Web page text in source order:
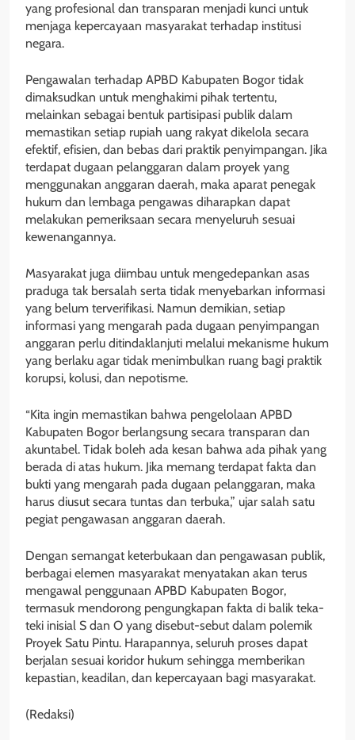
yang profesional dan transparan menjadi kunci untuk
menjaga kepercayaan masyarakat terhadap institusi
negara.
Pengawalan terhadap APBD Kabupaten Bogor tidak
dimaksudkan untuk menghakimi pihak tertentu,
melainkan sebagai bentuk partisipasi publik dalam
memastikan setiap rupiah uang rakyat dikelola secara
efektif, efisien, dan bebas dari praktik penyimpangan. Jika
terdapat dugaan pelanggaran dalam proyek yang
menggunakan anggaran daerah, maka aparat penegak
hukum dan lembaga pengawas diharapkan dapat
melakukan pemeriksaan secara menyeluruh sesuai
kewenangannya.
Masyarakat juga diimbau untuk mengedepankan asas
praduga tak bersalah serta tidak menyebarkan informasi
yang belum terverifikasi. Namun demikian, setiap
informasi yang mengarah pada dugaan penyimpangan
anggaran perlu ditindaklanjuti melalui mekanisme hukum
yang berlaku agar tidak menimbulkan ruang bagi praktik
korupsi, kolusi, dan nepotisme.
“Kita ingin memastikan bahwa pengelolaan APBD
Kabupaten Bogor berlangsung secara transparan dan
akuntabel. Tidak boleh ada kesan bahwa ada pihak yang
berada di atas hukum. Jika memang terdapat fakta dan
bukti yang mengarah pada dugaan pelanggaran, maka
harus diusut secara tuntas dan terbuka,” ujar salah satu
pegiat pengawasan anggaran daerah.
Dengan semangat keterbukaan dan pengawasan publik,
berbagai elemen masyarakat menyatakan akan terus
mengawal penggunaan APBD Kabupaten Bogor,
termasuk mendorong pengungkapan fakta di balik teka-
teki inisial S dan O yang disebut-sebut dalam polemik
Proyek Satu Pintu. Harapannya, seluruh proses dapat
berjalan sesuai koridor hukum sehingga memberikan
kepastian, keadilan, dan kepercayaan bagi masyarakat.
(Redaksi)